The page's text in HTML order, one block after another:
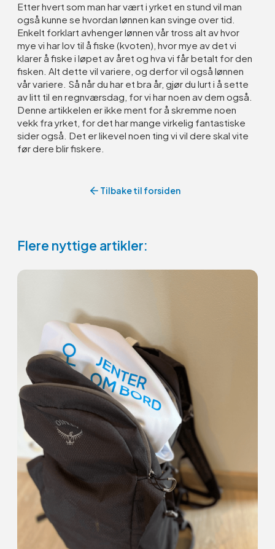
Etter hvert som man har vært i yrket en stund vil man
også kunne se hvordan lønnen kan svinge over tid.
Enkelt forklart avhenger lønnen vår tross alt av hvor
mye vi har lov til å fiske (kvoten), hvor mye av det vi
klarer å fiske i løpet av året og hva vi får betalt for den
fisken. Alt dette vil variere, og derfor vil også lønnen
vår variere. Så når du har et bra år, gjør du lurt i å sette
av litt til en regnværsdag, for vi har noen av dem også.
Denne artikkelen er ikke ment for å skremme noen
vekk fra yrket, for det har mange virkelig fantastiske
sider også. Det er likevel noen ting vi vil dere skal vite
før dere blir fiskere.
Tilbake til forsiden
Flere nyttige artikler: